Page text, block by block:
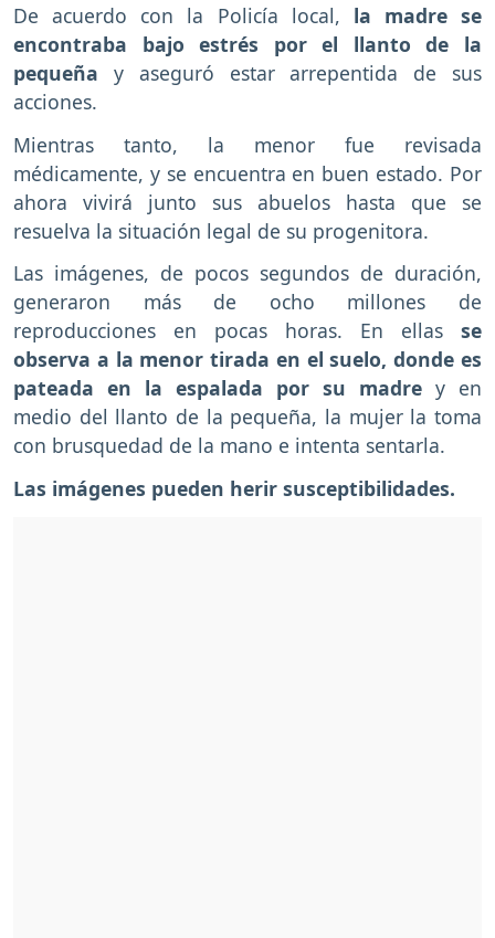
De acuerdo con la Policía local, la madre se
encontraba bajo estrés por el llanto de la
pequeña y aseguró estar arrepentida de sus
acciones.
Mientras tanto, la menor fue revisada
médicamente, y se encuentra en buen estado. Por
ahora vivirá junto sus abuelos hasta que se
resuelva la situación legal de su progenitora.
Las imágenes, de pocos segundos de duración,
generaron más de ocho millones de
reproducciones en pocas horas. En ellas se
observa a la menor tirada en el suelo, donde es
pateada en la espalada por su madre y en
medio del llanto de la pequeña, la mujer la toma
con brusquedad de la mano e intenta sentarla.
Las imágenes pueden herir susceptibilidades.